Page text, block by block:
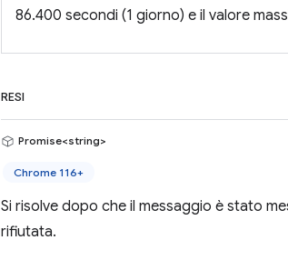
86.400 secondi (1 giorno) e il valore
RESI
Promise<string>
Chrome 116+
Si risolve dopo che il messaggio è stato
rifiutata.